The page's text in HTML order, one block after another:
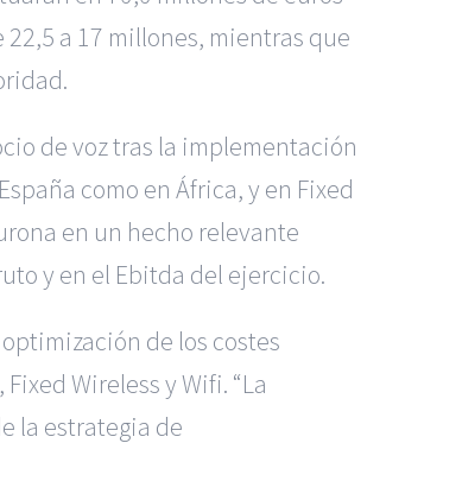
a 17 millones, mientras que
de voz tras la implementación
como en África, y en Fixed
en un hecho relevante
y en el Ebitda del ejercicio.
de los costes
Wireless y Wifi. “La
la estrategia de